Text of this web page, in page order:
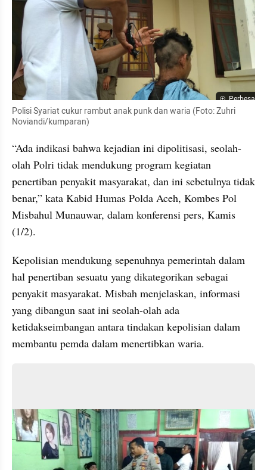
Perbesar
Polisi Syariat cukur rambut anak punk dan waria (Foto: Zuhri
Noviandi/kumparan)
“Ada indikasi bahwa kejadian ini dipolitisasi, seolah-
olah Polri tidak mendukung program kegiatan
penertiban penyakit masyarakat, dan ini sebetulnya tidak
benar,” kata Kabid Humas Polda Aceh, Kombes Pol
Misbahul Munauwar, dalam konferensi pers, Kamis
(1/2).
Kepolisian mendukung sepenuhnya pemerintah dalam
hal penertiban sesuatu yang dikategorikan sebagai
penyakit masyarakat. Misbah menjelaskan, informasi
yang dibangun saat ini seolah-olah ada
ketidakseimbangan antara tindakan kepolisian dalam
membantu pemda dalam menertibkan waria.